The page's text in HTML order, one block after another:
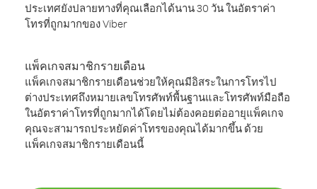
ประเทศยังปลายทางที่คุณเลือกได้นาน 30 วัน ในอัตราค่า
โทรที่ถูกมากของ Viber
แพ็คเกจสมาชิกรายเดือน
แพ็คเกจสมาชิกรายเดือนช่วยให้คุณมีอิสระในการโทรไป
ต่างประเทศถึงหมายเลขโทรศัพท์พื้นฐานและโทรศัพท์มือถือ
ในอัตราค่าโทรที่ถูกมากได้โดยไม่ต้องคอยต่ออายุแพ็คเกจ
คุณจะสามารถประหยัดค่าโทรของคุณได้มากขึ้น ด้วย
แพ็คเกจสมาชิกรายเดือนนี้